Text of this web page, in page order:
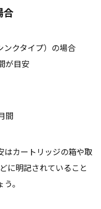
合
ンクタイプ）の場合
が目安
間
カートリッジの箱や取
に明記されていること
。